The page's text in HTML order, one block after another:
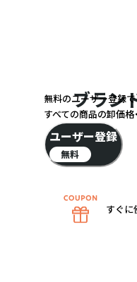
ブラン
無料のユーザー登録で
すべての商品の卸価格
ユーザー登録
無料
すぐに